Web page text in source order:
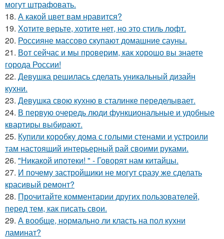
могут штрафовать.
18. А какой цвет вам нравится?
19. Хотите верьте, хотите нет, но это стиль лофт.
20. Россияне массово скупают домашние сауны.
21. Вот сейчас и мы проверим, как хорошо вы знаете
города России!
22. Девушка решилась сделать уникальный дизайн
кухни.
23. Девушка свою кухню в сталинке переделывает.
24. В первую очередь люди функциональные и удобные
квартиры выбирают.
25. Купили коробку дома с голыми стенами и устроили
там настоящий интерьерный рай своими руками.
26. "Никакой ипотеки! " - Говорят нам китайцы.
27. И почему застройщики не могут сразу же сделать
красивый ремонт?
28. Прочитайте комментарии других пользователей,
перед тем, как писать свои.
29. А вообще, нормально ли класть на пол кухни
ламинат?